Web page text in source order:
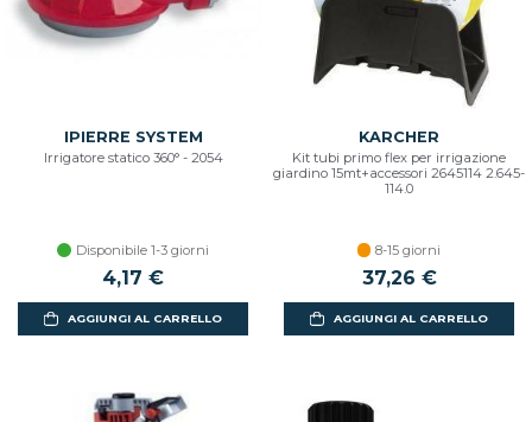
IPIERRE SYSTEM
Irrigatore statico 360° - 2054
Disponibile 1-3 giorni
4,17 €
AGGIUNGI AL CARRELLO
KARCHER
Kit tubi primo flex per irrigazione
giardino 15mt+accessori 2645114 2.645-
114.0
8-15 giorni
37,26 €
AGGIUNGI AL CARRELLO